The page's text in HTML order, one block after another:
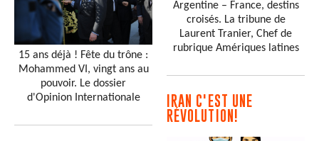
15 ans déjà ! Fête du trône :
Mohammed VI, vingt ans au
pouvoir. Le dossier
d'Opinion Internationale
Argentine – France, destins
croisés. La tribune de
Laurent Tranier, Chef de
rubrique Amériques latines
IRAN C'EST UNE
RÉVOLUTION!